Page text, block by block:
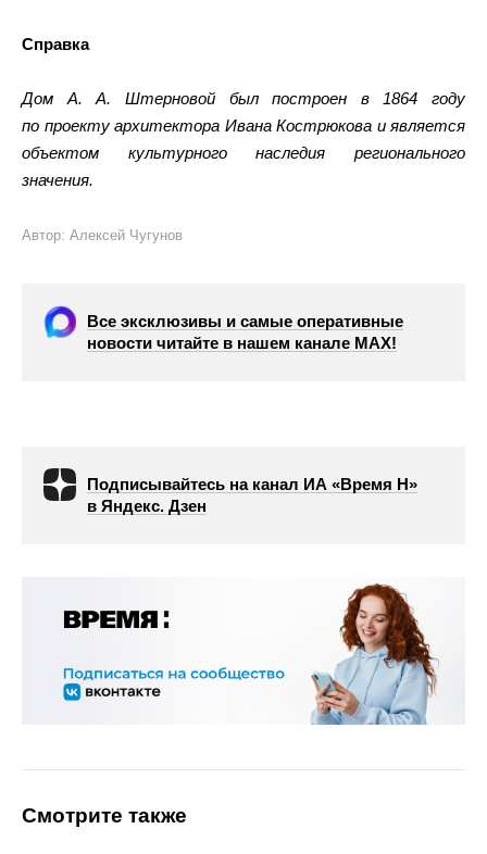
Справка
Дом А. А. Штерновой был построен в 1864 году
по проекту архитектора Ивана Кострюкова и является
объектом культурного наследия регионального
значения.
Автор: Алексей Чугунов
Все эксклюзивы и самые оперативные
новости читайте в нашем канале МАХ!
Подписывайтесь на канал ИА «Время Н»
в Яндекс. Дзен
Смотрите также